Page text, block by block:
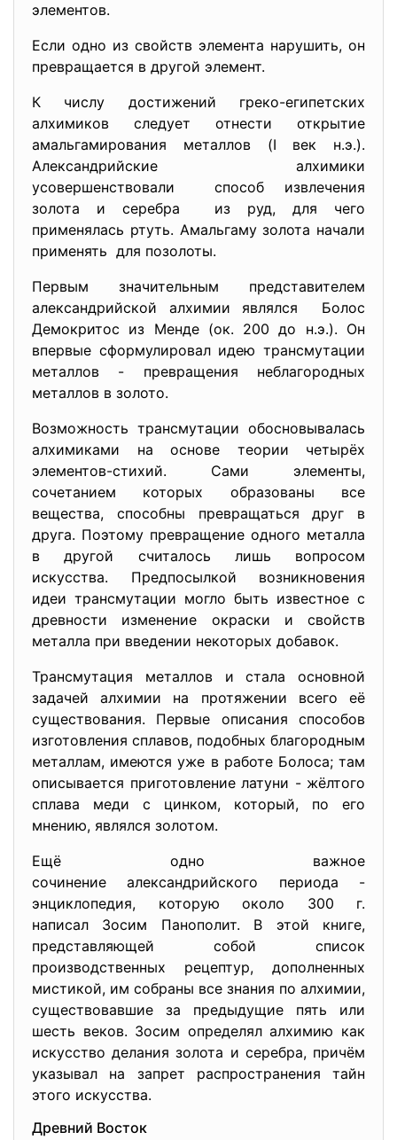
элементов.
Если одно из свойств элемента нарушить, он
превращается в другой элемент.
К числу достижений греко-египетских
алхимиков следует отнести открытие
амальгамирования металлов (I век н.э.).
Александрийские алхимики
усовершенствовали способ извлечения
золота и серебра из руд, для чего
применялась ртуть. Амальгаму золота начали
применять для позолоты.
Первым значительным представителем
александрийской алхимии являлся Болос
Демокритос из Менде (ок. 200 до н.э.). Он
впервые сформулировал идею трансмутации
металлов - превращения неблагородных
металлов в золото.
Возможность трансмутации обосновывалась
алхимиками на основе теории четырёх
элементов-стихий. Сами элементы,
сочетанием которых образованы все
вещества, способны превращаться друг в
друга. Поэтому превращение одного металла
в другой считалось лишь вопросом
искусства. Предпосылкой возникновения
идеи трансмутации могло быть известное с
древности изменение окраски и свойств
металла при введении некоторых добавок.
Трансмутация металлов и стала основной
задачей алхимии на протяжении всего её
существования. Первые описания способов
изготовления сплавов, подобных благородным
металлам, имеются уже в работе Болоса; там
описывается приготовление латуни - жёлтого
сплава меди с цинком, который, по его
мнению, являлся золотом.
Ещё одно важное
сочинение александрийского периода -
энциклопедия, которую около 300 г.
написал Зосим Панополит. В этой книге,
представляющей собой список
производственных рецептур, дополненных
мистикой, им собраны все знания по алхимии,
существовавшие за предыдущие пять или
шесть веков. Зосим определял алхимию как
искусство делания золота и серебра, причём
указывал на запрет распространения тайн
этого искусства.
Древний Восток